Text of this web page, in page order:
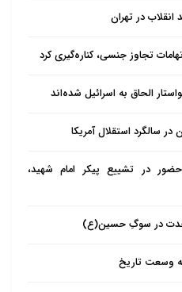
در تهران
تجاوز جنسی، کناره‌گیری کرد
الحاق به اسرائیل شده‌اند
سالگرد استقلال آمریکا
حضور در تشییع پیکر امام شهید،
وحدت در سوگِ حسین(ع)
وسعت تاریخ